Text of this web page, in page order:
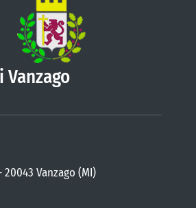
Vanzago
Vanzago (MI)